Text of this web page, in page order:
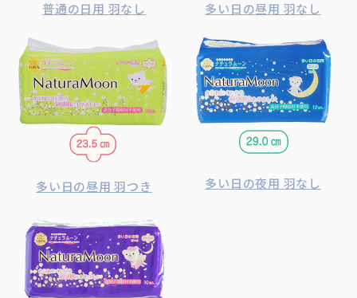
普通の日用 羽なし 多い日の昼用 羽なし
多い日の昼用 羽つき 多い日の夜用 羽なし